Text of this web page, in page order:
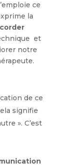
ce
la
et
notre
de ce
signifie
». C’est